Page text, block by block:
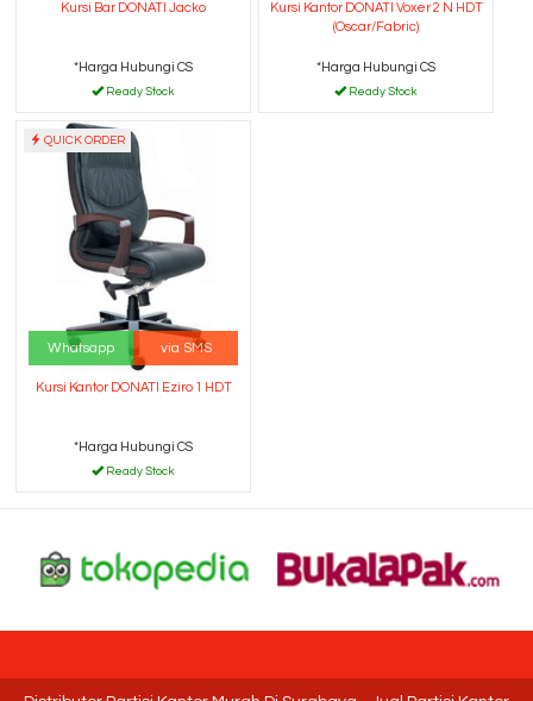
Kursi Bar DONATI Jacko
*Harga Hubungi CS
Ready Stock
Kursi Kantor DONATI Voxer 2 N HDT
(Oscar/Fabric)
*Harga Hubungi CS
Ready Stock
QUICK ORDER
Whatsapp via SMS
Kursi Kantor DONATI Eziro 1 HDT
*Harga Hubungi CS
Ready Stock